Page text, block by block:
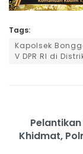
Tags:
Kapolsek
V DPR RI di
Khidmat,